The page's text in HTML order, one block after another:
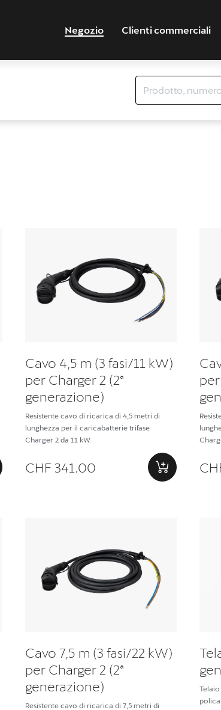
Negozio Clienti commerciali
Cavo 4,5 m (3 fasi/11 kW)
per Charger 2 (2ª
generazione)
Resistente cavo di ricarica di 4,5 metri di
lunghezza per il caricabatterie trifase
Charger 2 da 11 kW.
CHF 341.00
per
Cavo 7,5 m (3 fasi/22 kW)
per Charger 2 (2ª
generazione)
Resistente cavo di ricarica di 7,5 metri di